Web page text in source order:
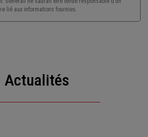
lié aux informations fournies.
Actualités